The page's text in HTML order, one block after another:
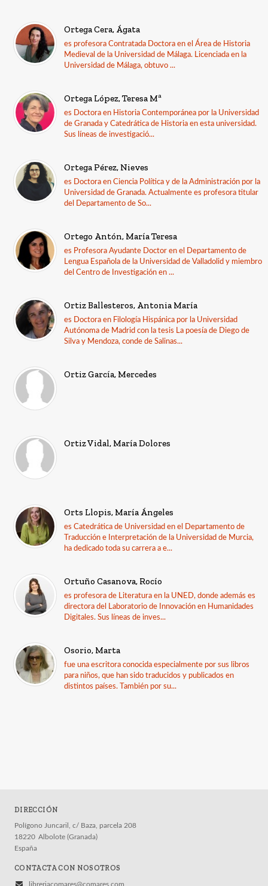
Ortega Cera, Ágata
es profesora Contratada Doctora en el Área de Historia
Medieval de la Universidad de Málaga. Licenciada en la
Universidad de Málaga, obtuvo ...
Ortega López, Teresa Mª
es Doctora en Historia Contemporánea por la Universidad
de Granada y Catedrática de Historia en esta universidad.
Sus líneas de investigació...
Ortega Pérez, Nieves
es Doctora en Ciencia Política y de la Administración por la
Universidad de Granada. Actualmente es profesora titular
del Departamento de So...
Ortego Antón, María Teresa
es Profesora Ayudante Doctor en el Departamento de
Lengua Española de la Universidad de Valladolid y miembro
del Centro de Investigación en ...
Ortiz Ballesteros, Antonia María
es Doctora en Filología Hispánica por la Universidad
Autónoma de Madrid con la tesis La poesía de Diego de
Silva y Mendoza, conde de Salinas...
Ortiz García, Mercedes
Ortiz Vidal, María Dolores
Orts Llopis, María Ángeles
es Catedrática de Universidad en el Departamento de
Traducción e Interpretación de la Universidad de Murcia,
ha dedicado toda su carrera a e...
Ortuño Casanova, Rocío
es profesora de Literatura en la UNED, donde además es
directora del Laboratorio de Innovación en Humanidades
Digitales. Sus líneas de inves...
Osorio, Marta
fue una escritora conocida especialmente por sus libros
para niños, que han sido traducidos y publicados en
distintos países. También por su...
DIRECCIÓN
Polígono Juncaril, c/ Baza, parcela 208
18220 Albolote (Granada)
España
CONTACTA CON NOSOTROS
libreriacomares@comares.com